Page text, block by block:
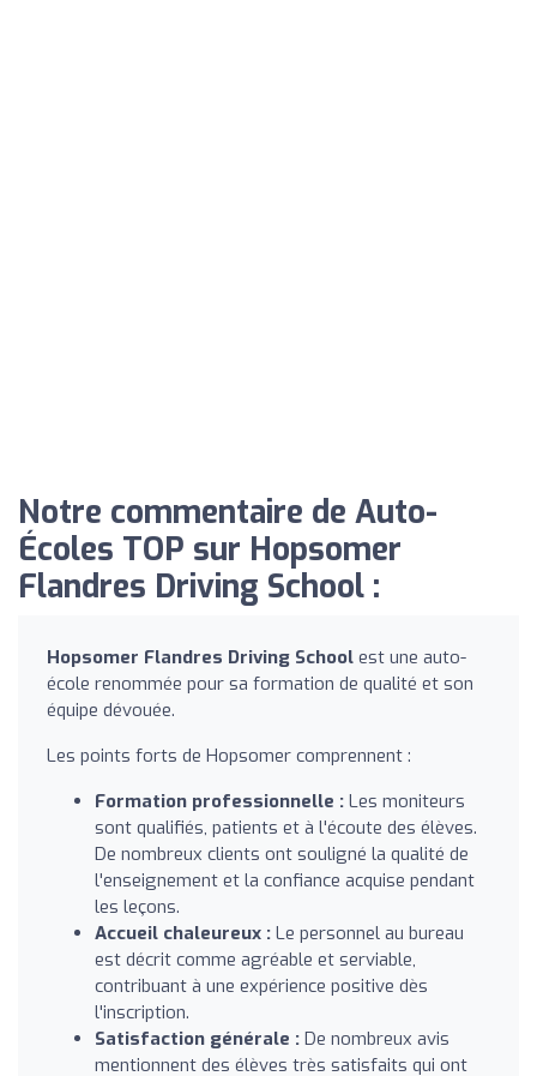
Notre commentaire de Auto-
Écoles TOP sur Hopsomer
Flandres Driving School :
Hopsomer Flandres Driving School est une auto-
école renommée pour sa formation de qualité et son
équipe dévouée.
Les points forts de Hopsomer comprennent :
Formation professionnelle : Les moniteurs
sont qualifiés, patients et à l'écoute des élèves.
De nombreux clients ont souligné la qualité de
l'enseignement et la confiance acquise pendant
les leçons.
Accueil chaleureux : Le personnel au bureau
est décrit comme agréable et serviable,
contribuant à une expérience positive dès
l'inscription.
Satisfaction générale : De nombreux avis
mentionnent des élèves très satisfaits qui ont